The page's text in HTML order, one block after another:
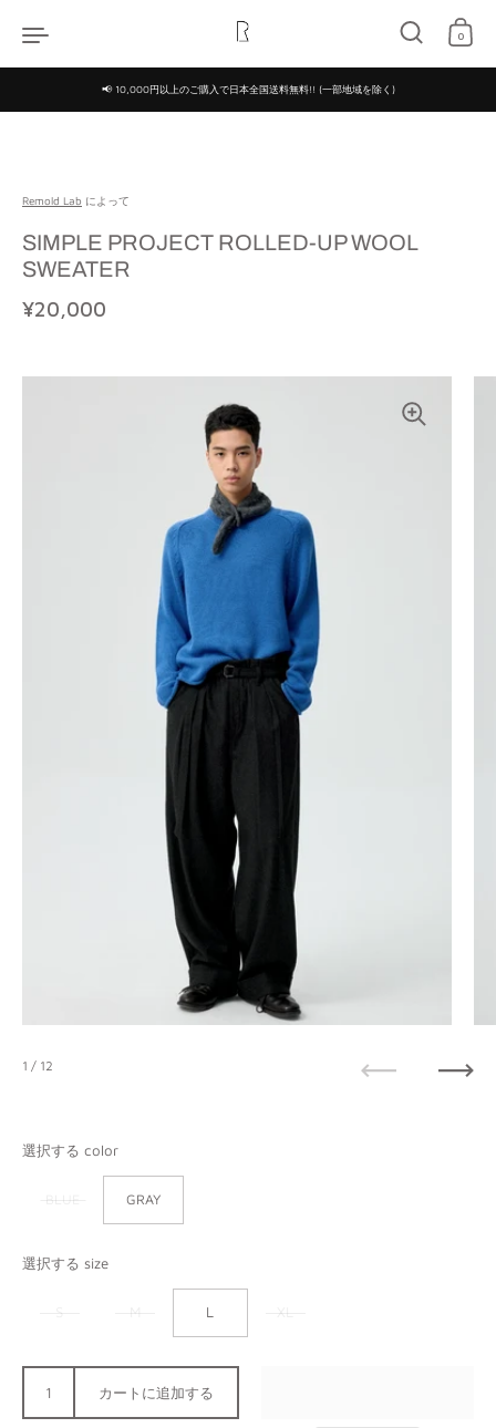
0
📢 10,000円以上のご購入で日本全国送料無料!! (一部地域を除く)
SIMPLE PROJECT ROLLED-UP WOOL
SWEATER
Remold Lab によって
定価
¥20,000
選択する color
BLUE GRAY
選択する size
S M L XL
カートに追加する
1 / 12
次へ